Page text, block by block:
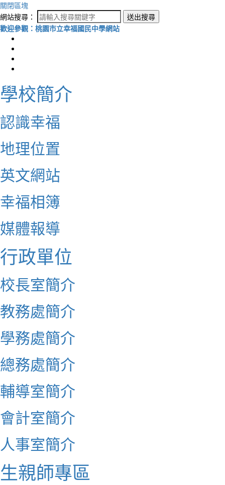
關閉區塊
網站搜尋：
送出搜尋
歡迎參觀：桃園市立幸福國民中學網站
學校簡介
認識幸福
地理位置
英文網站
幸福相簿
媒體報導
行政單位
校長室簡介
教務處簡介
學務處簡介
總務處簡介
輔導室簡介
會計室簡介
人事室簡介
生親師專區